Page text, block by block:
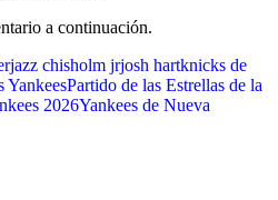
a continuación.
jazz chisholm jrjosh hartknicks de
YankeesPartido de las Estrellas de la
2026Yankees de Nueva